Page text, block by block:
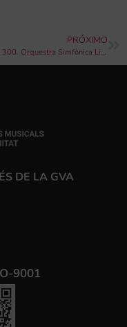
PRÓXIMO
Concert 300. Orquestra Simfònica Lira Saguntina
DE LA GVA
9001